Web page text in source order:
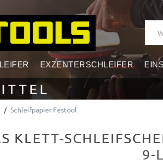
EXZENTERSCHLEIFER
Schleifpapier Festool
KLETT-
9-